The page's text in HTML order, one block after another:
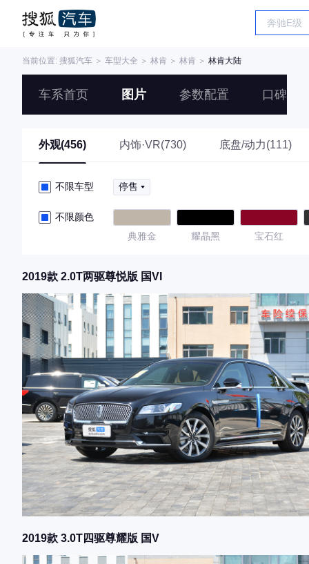
当前位置: 搜狐汽车 ＞ 车型大全 ＞ 林肯 ＞ 林肯 ＞ 林肯大陆
车系首页 图片 参数配置 口碑
外观(456) 内饰·VR(730) 底盘/动力(111)
不限车型 停售
不限颜色
典雅金
耀晶黑 宝石红
2019款 2.0T两驱尊悦版 国VI
2019款 3.0T四驱尊耀版 国V